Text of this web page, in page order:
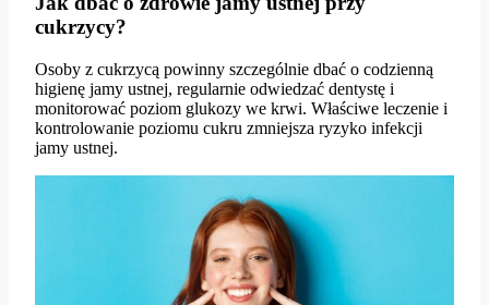
cukrzycy?
Osoby z cukrzycą powinny szczególnie dbać o codzienną
higienę jamy ustnej, regularnie odwiedzać dentystę i
monitorować poziom glukozy we krwi. Właściwe leczenie i
kontrolowanie poziomu cukru zmniejsza ryzyko infekcji
jamy ustnej.